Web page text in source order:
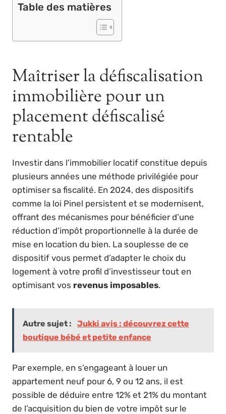
Table des matières
Maîtriser la défiscalisation
immobilière pour un
placement défiscalisé
rentable
Investir dans l’immobilier locatif constitue depuis
plusieurs années une méthode privilégiée pour
optimiser sa fiscalité. En 2024, des dispositifs
comme la loi Pinel persistent et se modernisent,
offrant des mécanismes pour bénéficier d’une
réduction d’impôt proportionnelle à la durée de
mise en location du bien. La souplesse de ce
dispositif vous permet d’adapter le choix du
logement à votre profil d’investisseur tout en
optimisant vos revenus imposables.
Autre sujet :
Jukki avis : découvrez cette
boutique bébé et petite enfance
Par exemple, en s’engageant à louer un
appartement neuf pour 6, 9 ou 12 ans, il est
possible de déduire entre 12% et 21% du montant
de l’acquisition du bien de votre impôt sur le